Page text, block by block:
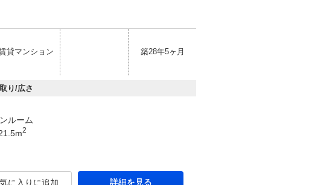
貸マンション 築28年5ヶ月
り/広さ
ルーム
2
に入りに追加 詳細を見る